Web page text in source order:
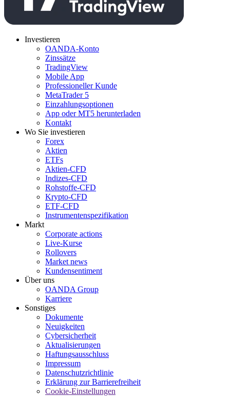
Investieren
OANDA-Konto
Zinssätze
TradingView
Mobile App
Professioneller Kunde
MetaTrader 5
Einzahlungsoptionen
App oder MT5 herunterladen
Kontakt
Wo Sie investieren
Forex
Aktien
ETFs
Aktien-CFD
Indizes-CFD
Rohstoffe-CFD
Krypto-CFD
ETF-CFD
Instrumentenspezifikation
Markt
Corporate actions
Live-Kurse
Rollovers
Market news
Kundensentiment
Über uns
OANDA Group
Karriere
Sonstiges
Dokumente
Neuigkeiten
Cybersicherheit
Aktualisierungen
Haftungsausschluss
Impressum
Datenschutzrichtlinie
Erklärung zur Barrierefreiheit
Cookie-Einstellungen